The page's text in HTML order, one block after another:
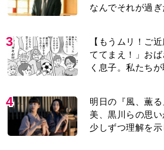
なんでそれが過
3
【もうムリ！ご
ててまえ！」お
く息子。私たち
4
明日の『風、薫
美、黒川らの思
少しずつ理解を